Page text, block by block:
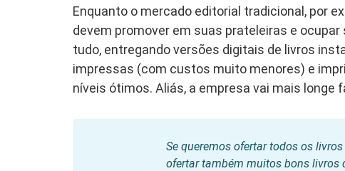
Enquanto o mercado editorial tradicional, por
devem promover em suas prateleiras e
tudo, entregando versões digitais de livros
impressas (com custos muito menores) e
níveis ótimos. Aliás, a empresa vai mais longe
Se queremos ofertar todos os
ofertar também muitos bons livros